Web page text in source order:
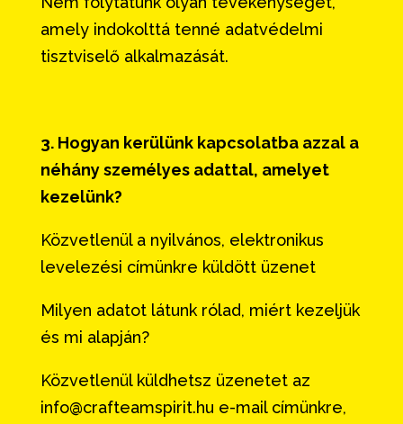
amely indokolttá tenné adatvédelmi
tisztviselő alkalmazását.
3. Hogyan kerülünk kapcsolatba azzal a
néhány személyes adattal, amelyet
kezelünk?
Közvetlenül a nyilvános, elektronikus
levelezési címünkre küldött üzenet
Milyen adatot látunk rólad, miért kezeljük
és mi alapján?
Közvetlenül küldhetsz üzenetet az
info@crafteamspirit.hu e-mail címünkre,